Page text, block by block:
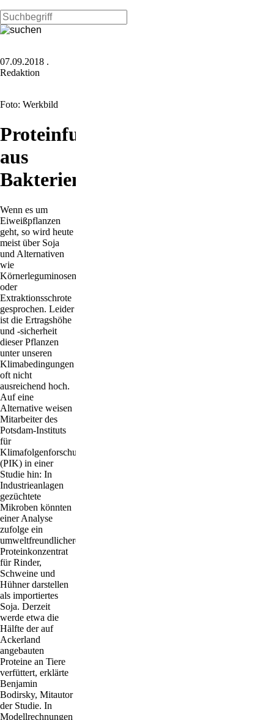
07.09.2018 .
Redaktion
Foto: Werkbild
Proteinfutter
aus
Bakterien?
Wenn es um
Eiweißpflanzen
geht, so wird heute
meist über Soja
und Alternativen
wie
Körnerleguminosen
oder
Extraktionsschrote
gesprochen. Leider
ist die Ertragshöhe
und -sicherheit
dieser Pflanzen
unter unseren
Klimabedingungen
oft nicht
ausreichend hoch.
Auf eine
Alternative weisen
Mitarbeiter des
Potsdam-Instituts
für
Klimafolgenforschung
(PIK) in einer
Studie hin: In
Industrieanlagen
gezüchtete
Mikroben könnten
einer Analyse
zufolge ein
umweltfreundlicheres
Proteinkonzentrat
für Rinder,
Schweine und
Hühner darstellen
als importiertes
Soja. Derzeit
werde etwa die
Hälfte der auf
Ackerland
angebauten
Proteine an Tiere
verfüttert, erklärte
Benjamin
Bodirsky, Mitautor
der Studie. In
Modellrechnungen